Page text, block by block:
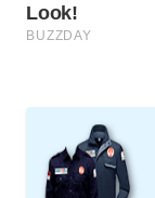
Wahana
WAHANA
NEWS